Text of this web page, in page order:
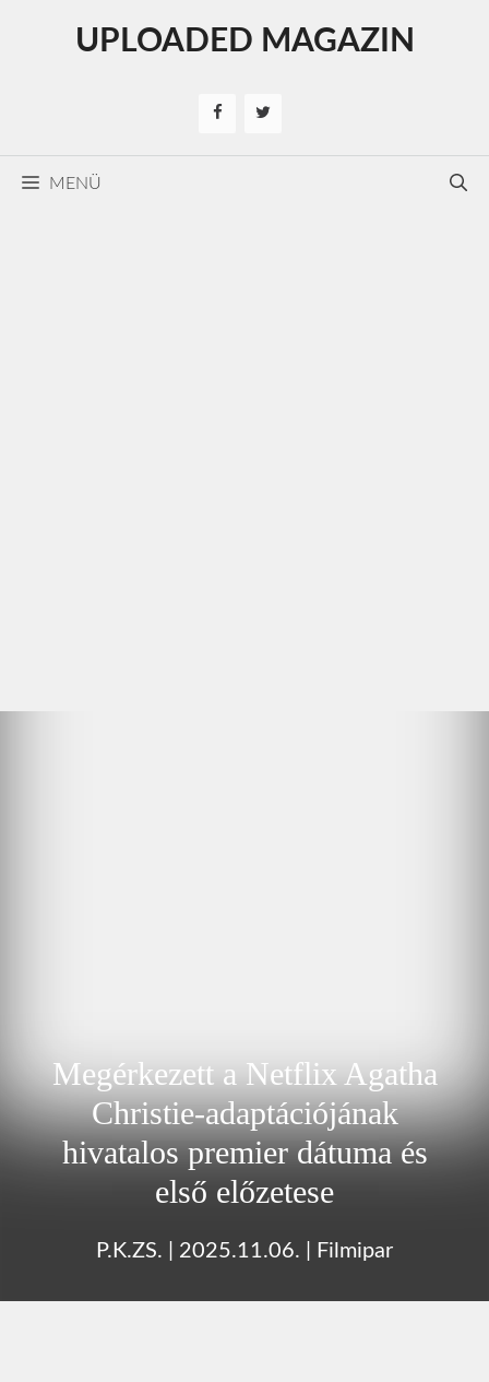
UPLOADED MAGAZIN
MENÜ
Megérkezett a Netflix Agatha
Christie-adaptációjának
hivatalos premier dátuma és
első előzetese
P.K.ZS. 2025.11.06. Filmipar